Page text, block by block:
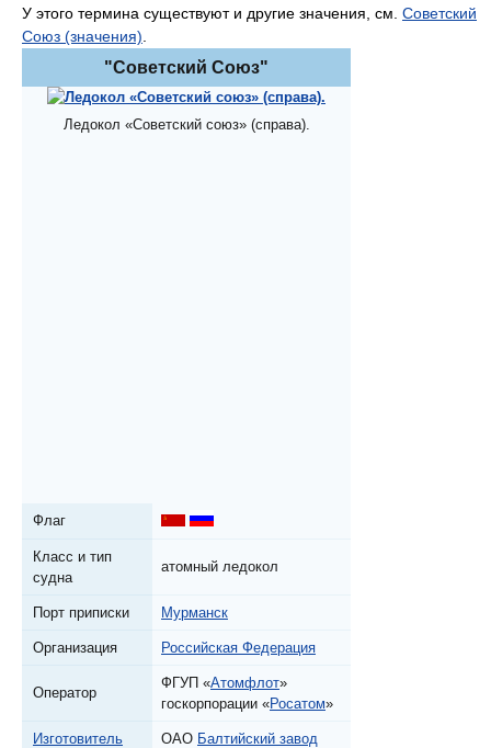
У этого термина существуют и другие значения, см. Советский
Союз (значения)
"Советский Союз"
Ледокол «Советский союз» (справа).
Флаг
Класс и тип
судна
атомный ледокол
Порт приписки Мурманск
Организация Российская Федерация
Оператор
ФГУП «Атомфлот»
госкорпорации «Росатом»
Изготовитель ОАО Балтийский завод